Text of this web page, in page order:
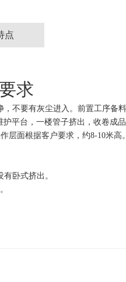
点
求
不要有灰尘进入。前置工序备
平台，一楼管子挤出，收卷成品
层面根据客户要求，约8-10米高。
卧式挤出。